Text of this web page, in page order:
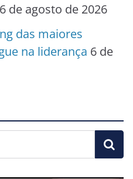
6 de agosto de 2026
das maiores
na liderança 6 de